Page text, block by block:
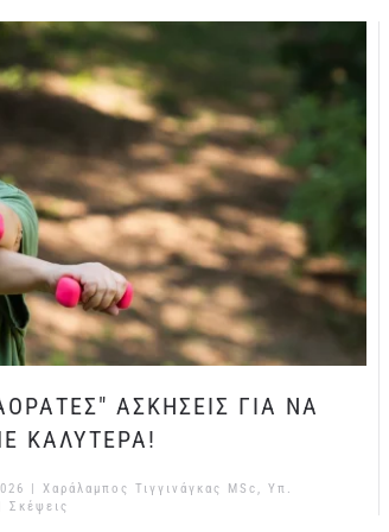
ΑΣΚΗΣΕΙΣ ΓΙΑ ΝΑ
ΚΑΛΥΤΕΡΑ!
| Χαράλαμπος Τιγγινάγκας MSc, Υπ.
Σκέψεις